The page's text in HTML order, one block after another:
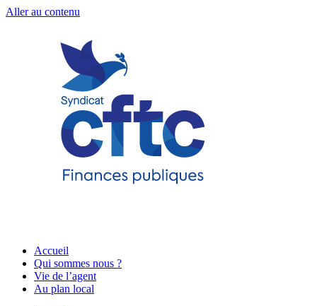
Aller au contenu
Accueil
Qui sommes nous ?
Vie de l’agent
Au plan local